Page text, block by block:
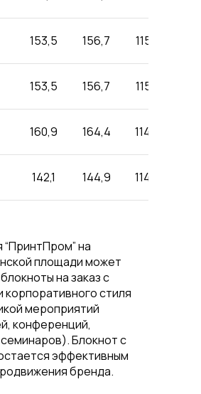
153,5 156,7 115,7
153,5 156,7 115,7
160,9 164,4 114,5
142,1 144,9 114,4
на
площади может
на заказ с
стиля
мероприятий
конференций,
Блокнот с
эффективным
бренда.